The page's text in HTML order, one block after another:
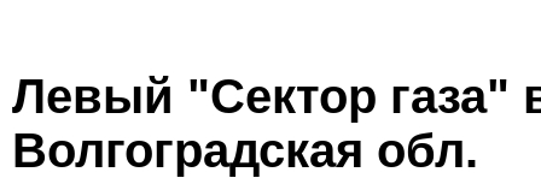
Левый "Сектор газа"
Волгоградская обл.